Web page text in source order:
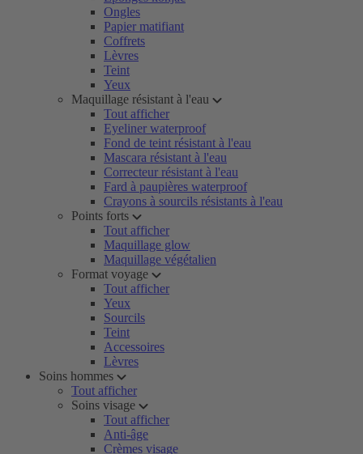
Ongles
Papier matifiant
Coffrets
Lèvres
Teint
Yeux
Maquillage résistant à l'eau
Tout afficher
Eyeliner waterproof
Fond de teint résistant à l'eau
Mascara résistant à l'eau
Correcteur résistant à l'eau
Fard à paupières waterproof
Crayons à sourcils résistants à l'eau
Points forts
Tout afficher
Maquillage glow
Maquillage végétalien
Format voyage
Tout afficher
Yeux
Sourcils
Teint
Accessoires
Lèvres
Soins hommes
Tout afficher
Soins visage
Tout afficher
Anti-âge
Crèmes visage